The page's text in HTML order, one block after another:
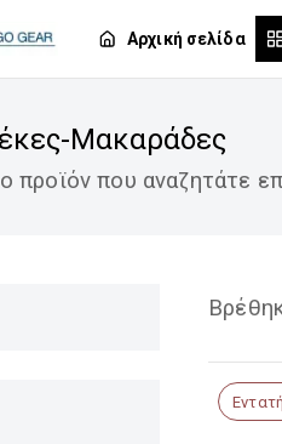
Αρχική σελίδα
Μακαράδες
προϊόν που αναζητάτε